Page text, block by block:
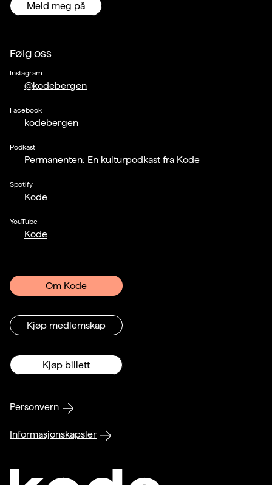
Meld meg på
Følg oss
Instagram
@kodebergen
Facebook
kodebergen
Podkast
Permanenten: En kulturpodkast fra Kode
Spotify
Kode
YouTube
Kode
Om Kode
Kjøp medlemskap
Kjøp billett
Personvern
Informasjonskapsler